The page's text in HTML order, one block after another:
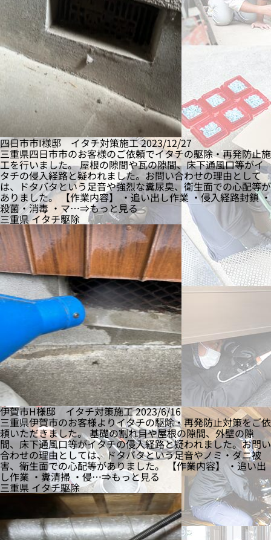
四日市市I様邸 イタチ対策施工2023/12/27
三重県四日市市のお客様のご依頼でイタチの駆除・再発防止施
工を行いました。 屋根の隙間や瓦の隙間、床下通風口等がイ
タチの侵入経路と疑われました。お問い合わせの理由として
は、ドタバタという足音や強烈な糞尿臭、衛生面での心配等が
ありました。 【作業内容】 ・追い出し作業 ・侵入経路封鎖 ・
殺菌・消毒 ・マ…⇒もっと見る
三重県イタチ駆除
伊賀市H様邸 イタチ対策施工2023/6/16
三重県伊賀市のお客様よりイタチの駆除・再発防止対策をご依
頼いただきました。 基礎の割れ目や屋根の隙間、外壁の隙
間、床下通風口等がイタチの侵入経路と疑われました。お問い
合わせの理由としては、ドタバタという足音やノミ・ダニ被
害、衛生面での心配等がありました。 【作業内容】 ・追い出
し作業 ・糞清掃 ・侵…⇒もっと見る
三重県 イタチ駆除